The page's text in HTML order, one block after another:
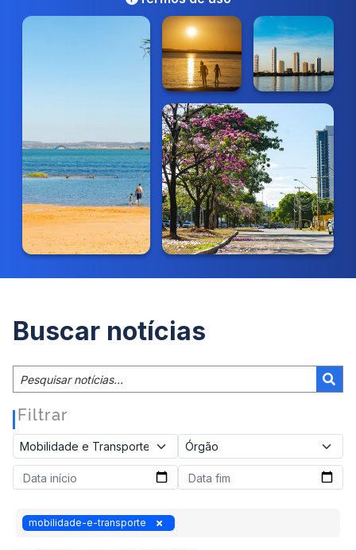
Buscar notícias
Filtrar
mobilidade-e-transporte